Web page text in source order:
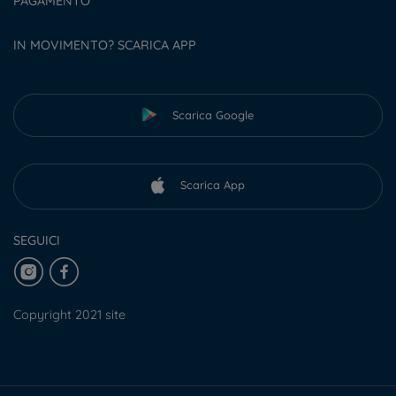
IN MOVIMENTO? SCARICA APP
Scarica Google
Scarica App
SEGUICI
Copyright 2021 site